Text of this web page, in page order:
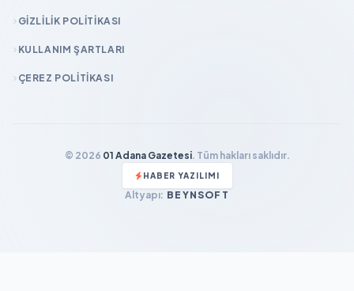
GIZLILIK POLITIKASI
KULLANIM ŞARTLARI
ÇEREZ POLITIKASI
© 2026 01 Adana Gazetesi. Tüm hakları saklıdır.
HABER YAZILIMI
Altyapı: BEYNSOFT